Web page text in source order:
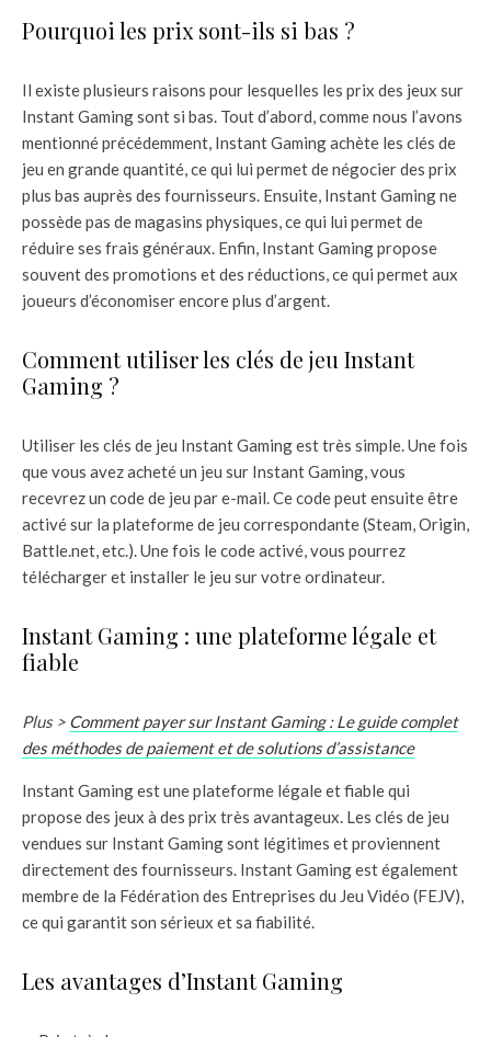
Pourquoi les prix sont-ils si bas ?
Il existe plusieurs raisons pour lesquelles les prix des jeux sur
Instant Gaming sont si bas. Tout d’abord, comme nous l’avons
mentionné précédemment, Instant Gaming achète les clés de
jeu en grande quantité, ce qui lui permet de négocier des prix
plus bas auprès des fournisseurs. Ensuite, Instant Gaming ne
possède pas de magasins physiques, ce qui lui permet de
réduire ses frais généraux. Enfin, Instant Gaming propose
souvent des promotions et des réductions, ce qui permet aux
joueurs d’économiser encore plus d’argent.
Comment utiliser les clés de jeu Instant
Gaming ?
Utiliser les clés de jeu Instant Gaming est très simple. Une fois
que vous avez acheté un jeu sur Instant Gaming, vous
recevrez un code de jeu par e-mail. Ce code peut ensuite être
activé sur la plateforme de jeu correspondante (Steam, Origin,
Battle.net, etc.). Une fois le code activé, vous pourrez
télécharger et installer le jeu sur votre ordinateur.
Instant Gaming : une plateforme légale et
fiable
Plus > Comment payer sur Instant Gaming : Le guide complet
des méthodes de paiement et de solutions d’assistance
Instant Gaming est une plateforme légale et fiable qui
propose des jeux à des prix très avantageux. Les clés de jeu
vendues sur Instant Gaming sont légitimes et proviennent
directement des fournisseurs. Instant Gaming est également
membre de la Fédération des Entreprises du Jeu Vidéo (FEJV),
ce qui garantit son sérieux et sa fiabilité.
Les avantages d’Instant Gaming